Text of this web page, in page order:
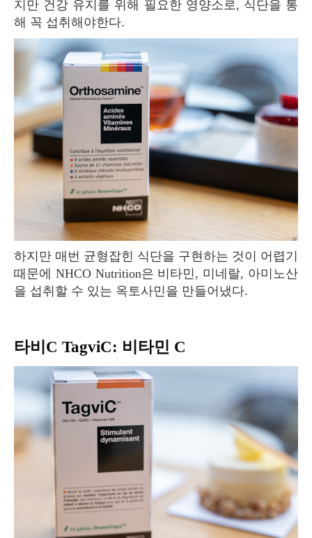
지만 건강 유지를 위해 필요한 영양소로, 식단을 통
해 꼭 섭취해야한다.
하지만 매번 균형잡힌 식단을 구현하는 것이 어렵기
때문에 NHCO Nutrition은 비타민, 미네랄, 아미노산
을 섭취할 수 있는 옥토사민을 만들어냈다.
타비C TagviC: 비타민 C